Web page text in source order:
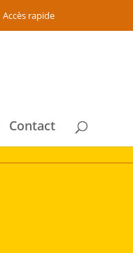
Accès rapide
Contact